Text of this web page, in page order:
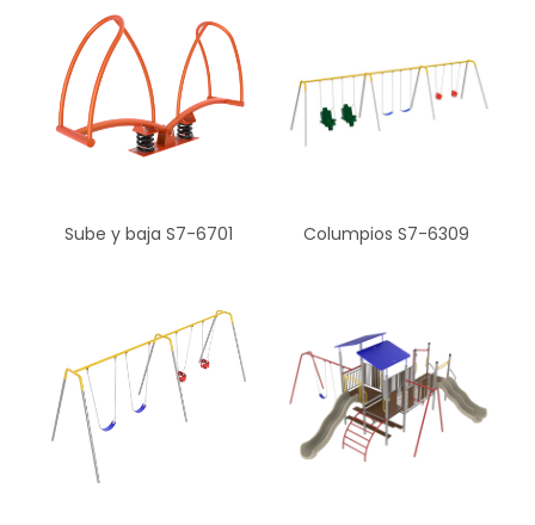
Sube y baja S7-6701 Columpios S7-6309